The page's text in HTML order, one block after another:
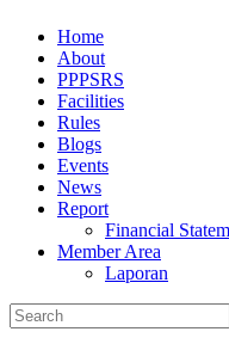
Home
About
PPPSRS
Facilities
Rules
Blogs
Events
News
Report
Financial
Member Area
Laporan